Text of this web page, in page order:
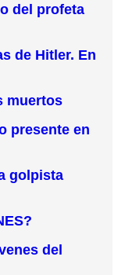
del profeta
de Hitler. En
muertos
presente en
golpista
del